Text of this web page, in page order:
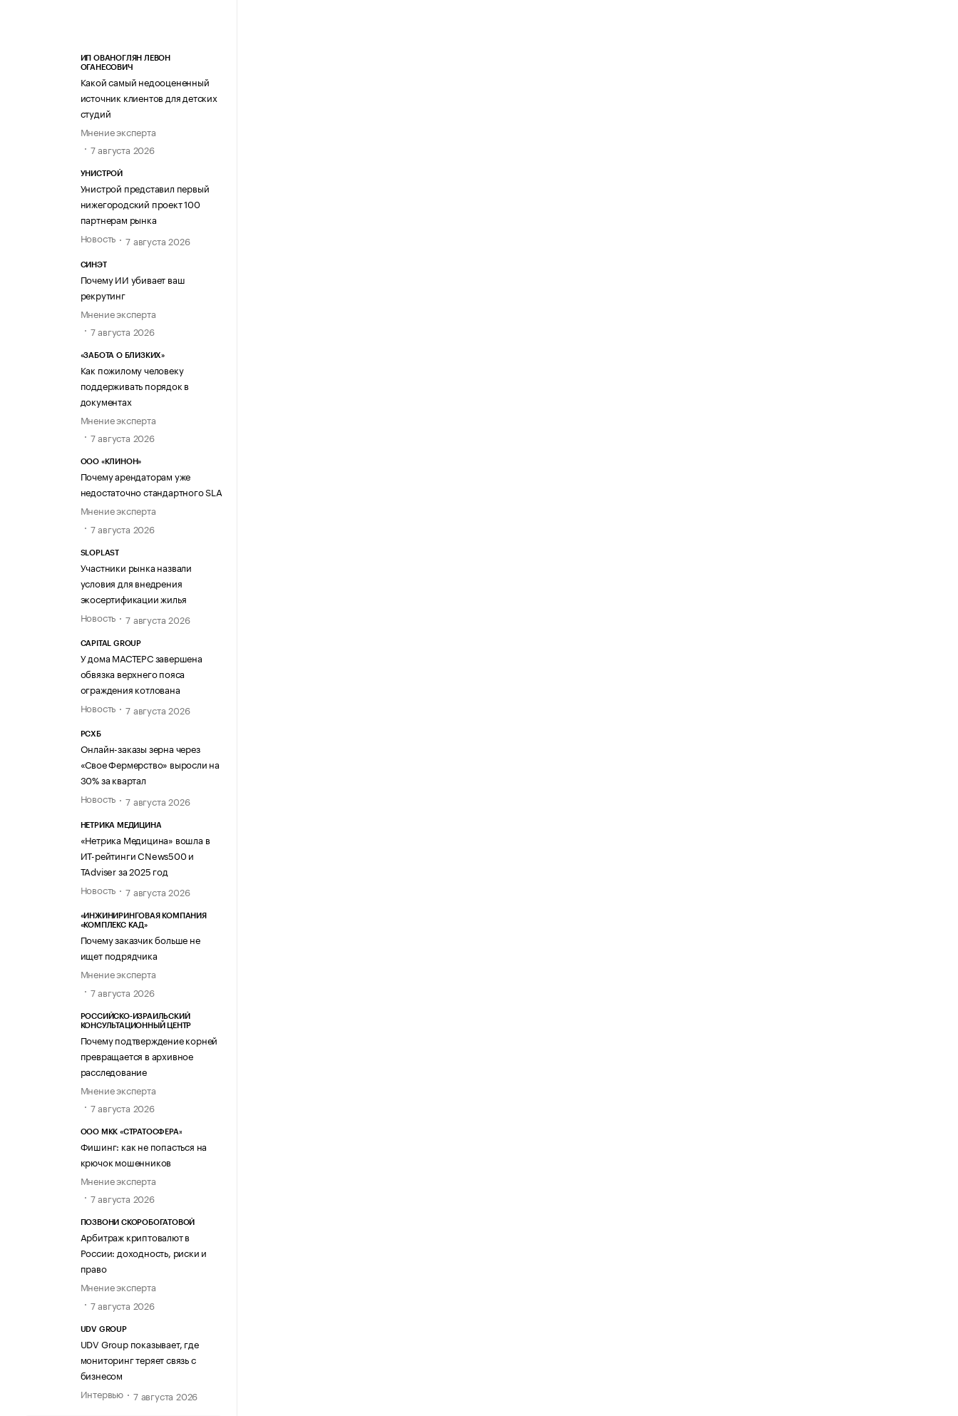
ИП ОВАНОГЛЯН ЛЕВОН
ОГАНЕСОВИЧ
Какой самый недооцененный
источник клиентов для детских
студий
Мнение эксперта
7 августа 2026
УНИСТРОЙ
Унистрой представил первый
нижегородский проект 100
партнерам рынка
Новость
7 августа 2026
СИНЭТ
Почему ИИ убивает ваш
рекрутинг
Мнение эксперта
7 августа 2026
«ЗАБОТА О БЛИЗКИХ»
Как пожилому человеку
поддерживать порядок в
документах
Мнение эксперта
7 августа 2026
ООО «КЛИНОН»
Почему арендаторам уже
недостаточно стандартного SLA
Мнение эксперта
7 августа 2026
SLOPLAST
Участники рынка назвали
условия для внедрения
экосертификации жилья
Новость
7 августа 2026
CAPITAL GROUP
У дома МАСТЕРС завершена
обвязка верхнего пояса
ограждения котлована
Новость
7 августа 2026
РСХБ
Онлайн-заказы зерна через
«Свое Фермерство» выросли на
30% за квартал
Новость
7 августа 2026
НЕТРИКА МЕДИЦИНА
«Нетрика Медицина» вошла в
ИТ-рейтинги CNews500 и
TAdviser за 2025 год
Новость
7 августа 2026
«ИНЖИНИРИНГОВАЯ КОМПАНИЯ
«КОМПЛЕКС КАД»
Почему заказчик больше не
ищет подрядчика
Мнение эксперта
7 августа 2026
РОССИЙСКО-ИЗРАИЛЬСКИЙ
КОНСУЛЬТАЦИОННЫЙ ЦЕНТР
Почему подтверждение корней
превращается в архивное
расследование
Мнение эксперта
7 августа 2026
ООО МКК «СТРАТОСФЕРА»
Фишинг: как не попасться на
крючок мошенников
Мнение эксперта
7 августа 2026
ПОЗВОНИ СКОРОБОГАТОВОЙ
Арбитраж криптовалют в
России: доходность, риски и
право
Мнение эксперта
7 августа 2026
UDV GROUP
UDV Group показывает, где
мониторинг теряет связь с
бизнесом
Интервью
7 августа 2026